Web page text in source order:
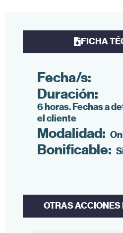
FICHA
Fecha/s:
Duración:
6 horas. Fechas a
el cliente
Modalidad:
Bonificable:
OTRAS